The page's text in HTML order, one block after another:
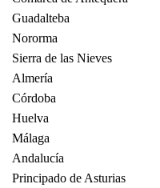
Guadalteba
Nororma
Sierra de las Nieves
Almería
Córdoba
Huelva
Málaga
Andalucía
Principado de Asturias